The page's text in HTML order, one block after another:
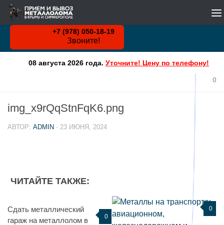
Skip to content
+7 (978) 050-18-19
Звоните!
08 августа 2026 года. Уточните! Цену по телефону!
0
img_x9rQqStnFqK6.png
АВТОР: ADMIN · 23 ИЮНЯ, 2024
ЧИТАЙТЕ ТАКЖЕ:
0
Сдать металлический
гараж на металлолом в
0